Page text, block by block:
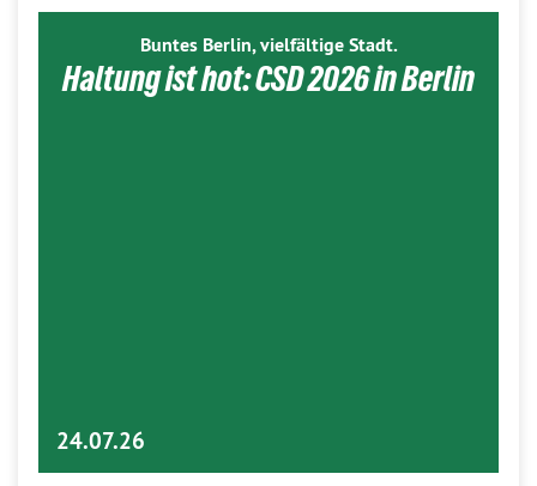
Buntes Berlin, vielfältige Stadt.
Haltung ist hot: CSD 2026 in Berlin
24.07.26